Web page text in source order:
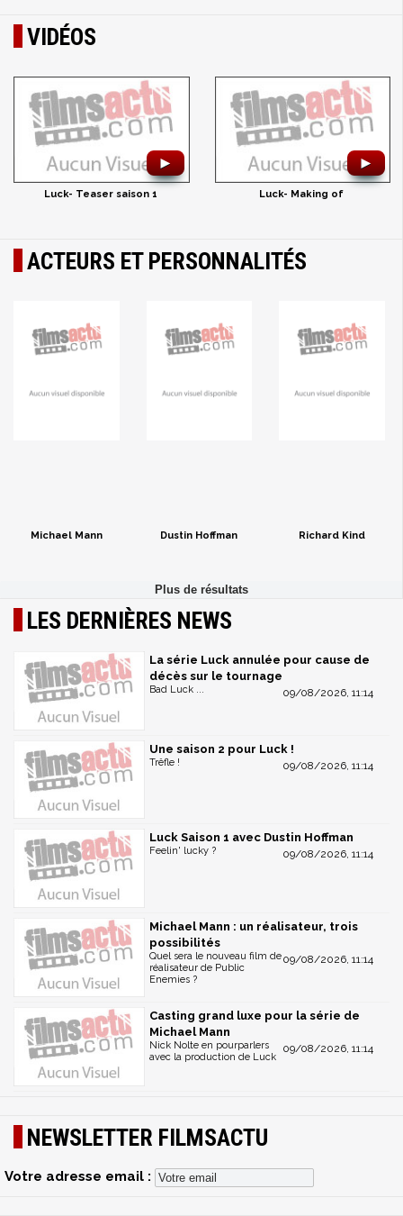
VIDÉOS
►
Luck- Teaser saison 1
►
Luck- Making of
ACTEURS ET PERSONNALITÉS
Michael Mann Dustin Hoffman Richard Kind
LES DERNIÈRES NEWS
La série Luck annulée pour cause de
décès sur le tournage
09/08/2026, 11:14
Bad Luck ...
Une saison 2 pour Luck !
09/08/2026, 11:14
Trêfle !
Luck Saison 1 avec Dustin Hoffman
09/08/2026, 11:14
Feelin' lucky ?
Michael Mann : un réalisateur, trois
possibilités
09/08/2026, 11:14
Quel sera le nouveau film de
réalisateur de Public
Enemies ?
Casting grand luxe pour la série de
Michael Mann
09/08/2026, 11:14
Nick Nolte en pourparlers
avec la production de Luck
NEWSLETTER FILMSACTU
Votre adresse email :